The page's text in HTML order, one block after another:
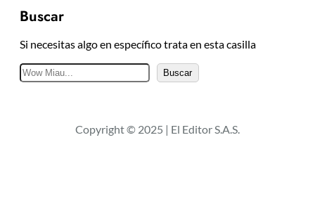
Buscar
Si necesitas algo en específico trata en esta casilla
u
a
Buscar
Copyright © 2025 | El Editor S.A.S.